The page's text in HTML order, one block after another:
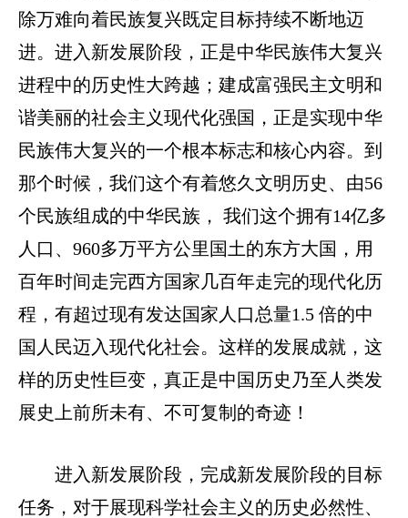
除万难向着民族复兴既定目标持续不断地迈
进。进入新发展阶段，正是中华民族伟大复兴
进程中的历史性大跨越；建成富强民主文明和
谐美丽的社会主义现代化强国，正是实现中华
民族伟大复兴的一个根本标志和核心内容。到
那个时候，我们这个有着悠久文明历史、由56
个民族组成的中华民族， 我们这个拥有14亿多
人口、 960多万平方公里国土的东方大国，用
百年时间走完西方国家几百年走完的现代化历
程，有超过现有发达国家人口总量1.5 倍的中
国人民迈入现代化社会。这样的发展成就，这
样的历史性巨变，真正是中国历史乃至人类发
展史上前所未有、不可复制的奇迹！
进入新发展阶段，完成新发展阶段的目标
任务，对于展现科学社会主义的历史必然性、